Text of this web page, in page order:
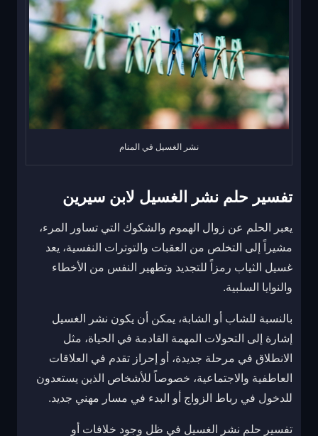
نشر الغسيل في المنام
تفسير حلم نشر الغسيل لابن سيرين
يعبر الحلم عن زوال الهموم والشكوك التي تساور المرء،
مشيراً إلى التخلص من العقبات والتوترات النفسية، يعد
غسيل الثياب رمزاً للتجديد وتطهير النفس من الأخطاء
والنوايا السلبية.
بالنسبة للشاب أو الشابة، يمكن أن يكون نشر الغسيل
إشارة إلى التحولات المهمة القادمة في الحياة، مثل
الانطلاق في مرحلة جديدة، أو إحراز تقدم في العلاقات
العاطفية والاجتماعية، خصوصاً للأشخاص الذين يستعدون
للدخول في رباط الزواج أو البدء في مسار مهني جديد.
تفسير حلم نشر الغسيل في ظل وجود خلافات أو